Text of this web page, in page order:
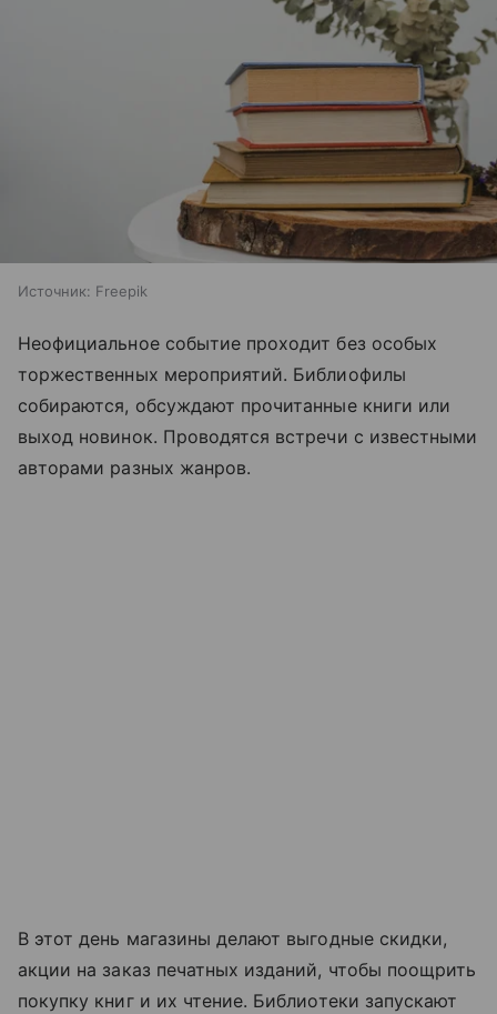
Источник: Freepik
Неофициальное событие проходит без особых
торжественных мероприятий. Библиофилы
собираются, обсуждают прочитанные книги или
выход новинок. Проводятся встречи с известными
авторами разных жанров.
В этот день магазины делают выгодные скидки,
акции на заказ печатных изданий, чтобы поощрить
покупку книг и их чтение. Библиотеки запускают